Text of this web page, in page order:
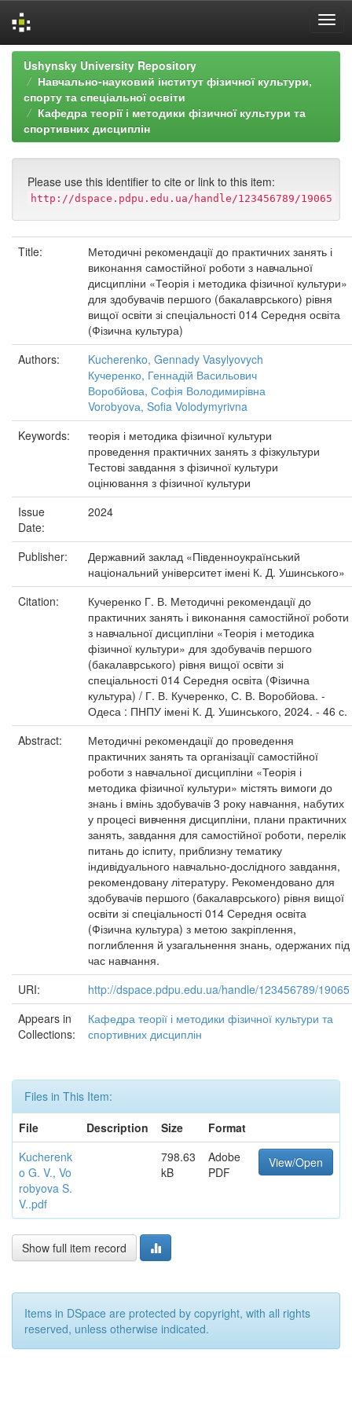
Skip
navigation
Ushynsky University Repository
Навчально-науковий інститут фізичної культури,
спорту та спеціальної освіти
Кафедра теорії і методики фізичної культури та
спортивних дисциплін
Please use this identifier to cite or link to this item:
http://dspace.pdpu.edu.ua/handle/123456789/19065
Title:
Методичні рекомендації до практичних занять і
виконання самостійної роботи з навчальної
дисципліни «Теорія і методика фізичної культури»
для здобувачів першого (бакалаврського) рівня
вищої освіти зі спеціальності 014 Середня освіта
(Фізична культура)
Authors:
Kucherenko, Gennady Vasylyovych
Кучеренко, Геннадій Васильович
Воробйова, Софія Володимирівна
Vorobyovа, Sofia Volodymyrivna
Keywords:
теорія і методика фізичної культури
проведення практичних занять з фізкультури
Тестові завдання з фізичної культури
оцінювання з фізичної культури
Issue
Date:
2024
Publisher:
Державний заклад «Південноукраїнський
національний університет імені К. Д. Ушинського»
Citation:
Кучеренко Г. В. Методичні рекомендації до
практичних занять і виконання самостійної роботи
з навчальної дисципліни «Теорія і методика
фізичної культури» для здобувачів першого
(бакалаврського) рівня вищої освіти зі
спеціальності 014 Середня освіта (Фізична
культура) / Г. В. Кучеренко, С. В. Воробйова. -
Одеса : ПНПУ імені К. Д. Ушинського, 2024. - 46 с.
Abstract:
Методичні рекомендації до проведення
практичних занять та організації самостійної
роботи з навчальної дисципліни «Теорія і
методика фізичної культури» містять вимоги до
знань і вмінь здобувачів 3 року навчання, набутих
у процесі вивчення дисципліни, плани практичних
занять, завдання для самостійної роботи, перелік
питань до іспиту, приблизну тематику
індивідуального навчально-дослідного завдання,
рекомендовану літературу. Рекомендовано для
здобувачів першого (бакалаврського) рівня вищої
освіти зі спеціальності 014 Середня освіта
(Фізична культура) з метою закріплення,
поглиблення й узагальнення знань, одержаних під
час навчання.
URI:
http://dspace.pdpu.edu.ua/handle/123456789/19065
Appears in
Collections:
Кафедра теорії і методики фізичної культури та
спортивних дисциплін
Files in This Item:
File
Description Size
Format
Kucherenk
o G. V., Vo
robyova S.
V..pdf
798.63
kB
Adobe
PDF
View/Open
Show full item record
Items in DSpace are protected by copyright, with all rights
reserved, unless otherwise indicated.